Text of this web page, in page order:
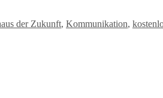
der Zukunft, Kommunikation,